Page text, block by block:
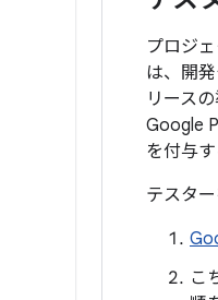
プロジ
は、開
リース
Google
を付与す
テスタ
こ